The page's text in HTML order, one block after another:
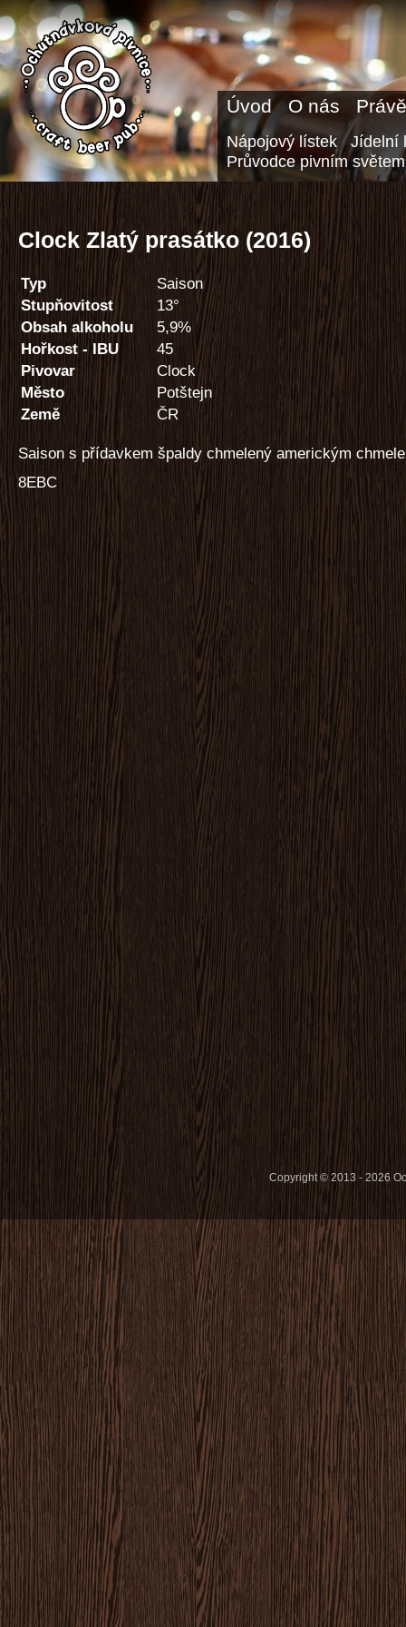
Úvod O nás
Nápojový lístek
Jídelní
Průvodce pivním světem
Clock Zlatý prasátko (2016)
Typ
Saison
Stupňovitost
13°
Obsah alkoholu
5,9%
Hořkost - IBU
45
Pivovar
Clock
Město
Potštejn
Země
ČR
Saison s přídavkem špaldy chmelený americkým
8EBC
Copyright © 2013 - 2026